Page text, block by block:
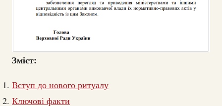
Зміст:
Вступ до нового ритуалу
Ключові факти